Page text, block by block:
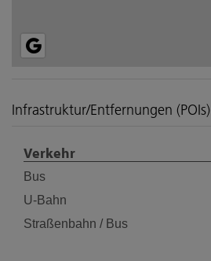
Infrastruktur/Entfernungen (POIs)
Verkehr
Bus
U-Bahn
Straßenbahn / Bus